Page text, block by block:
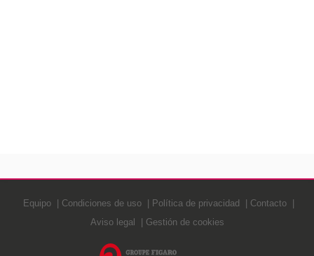
Equipo Condiciones de uso Política de privacidad
Contacto
Aviso legal
Gestión de cookies